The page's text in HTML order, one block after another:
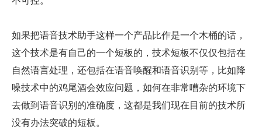
如果把语音技术助手这样一个产品比作是一个木桶的话，
这个技术是有自己的一个短板的，技术短板不仅仅包括在
自然语言处理，还包括在语音唤醒和语音识别等，比如降
噪技术中的鸡尾酒会效应问题，如何在非常嘈杂的环境下
去做到语音识别的准确度，这都是我们现在目前的技术所
没有办法突破的短板。